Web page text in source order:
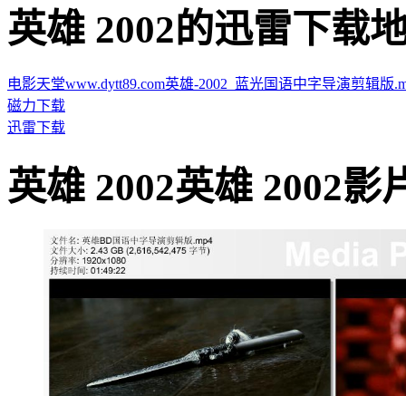
英雄 2002的迅雷下载地
电影天堂www.dytt89.com英雄-2002_蓝光国语中字导演剪辑版
磁力下载
迅雷下载
英雄 2002英雄 2002影片